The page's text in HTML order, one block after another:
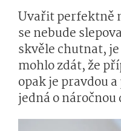
Uvařit perfektně
se nebude
skvěle chutnat,
mohlo zdát, že
opak je pravdou
jedná o